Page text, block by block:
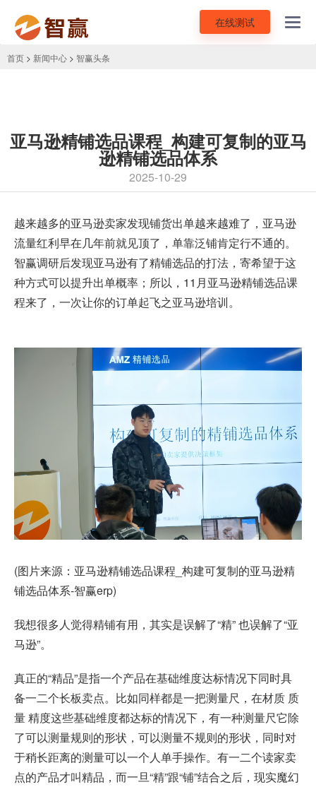
在线测试
首页 > 新闻中心 > 智赢头条
亚马逊精铺选品课程_构建可复制的亚马
逊精铺选品体系
2025-10-29
越来越多的亚马逊卖家发现铺货出单越来越难了， 亚马逊
流量红利早在几年前就见顶了，单靠泛铺肯定行不通的。
智赢调研后发现亚马逊有了精铺选品的打法，寄希望于这
种方式可以提升出单概率；所以，11月亚马逊精铺选品课
程来了，一次让你的订单起飞之亚马逊培训。
(图片来源：亚马逊精铺选品课程_构建可复制的亚马逊精
铺选品体系-智赢erp)
我想很多人觉得精铺有用，其实是误解了“精” 也误解了“亚
马逊”。
真正的“精品”是指一个产品在基础维度达标情况下同时具
备一二个长板卖点。比如同样都是一把测量尺，在材质 质
量 精度这些基础维度都达标的情况下，有一种测量尺它除
了可以测量规则的形状，可以测量不规则的形状，同时对
于稍长距离的测量可以一个人单手操作。有一二个读家卖
点的产品才叫精品，而一旦“精”跟“铺”结合之后，现实魔幻